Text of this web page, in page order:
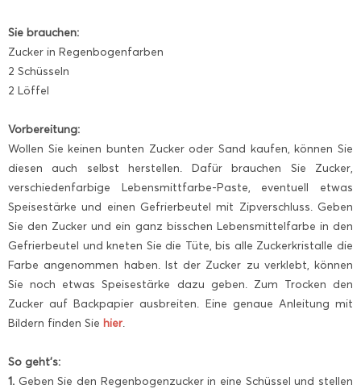
Sie brauchen:
Zucker in Regenbogenfarben
2 Schüsseln
2 Löffel
Vorbereitung:
Wollen Sie keinen bunten Zucker oder Sand kaufen, können Sie
diesen auch selbst herstellen. Dafür brauchen Sie Zucker,
verschiedenfarbige Lebensmittfarbe-Paste, eventuell etwas
Speisestärke und einen Gefrierbeutel mit Zipverschluss. Geben
Sie den Zucker und ein ganz bisschen Lebensmittelfarbe in den
Gefrierbeutel und kneten Sie die Tüte, bis alle Zuckerkristalle die
Farbe angenommen haben. Ist der Zucker zu verklebt, können
Sie noch etwas Speisestärke dazu geben. Zum Trocken den
Zucker auf Backpapier ausbreiten. Eine genaue Anleitung mit
Bildern finden Sie hier.
So geht’s:
1. Geben Sie den Regenbogenzucker in eine Schüssel und stellen